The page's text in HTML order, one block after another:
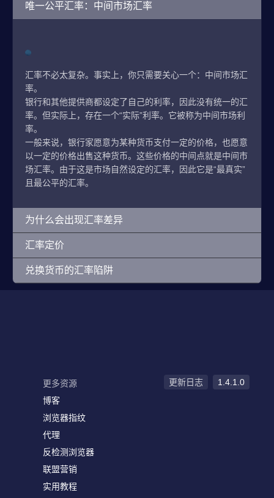
唯一公平汇率：中间市场汇率
汇率不必太复杂。事实上，你只需要关心一个：中间市场汇
率。
银行和其他提供商都设定了自己的利率，因此没有统一的汇
率。但实际上，存在一个“实际”利率。它被称为中间市场利
率。
一般来说，银行家愿意为某种货币支付一定的价格，也愿意
以一定的价格出售这种货币。这些价格的中间点就是中间市
场汇率。由于这是市场自然设定的汇率，因此它是“最真实”
且最公平的汇率。
为什么会出现汇率差异
汇率定价
兑换货币的汇率陷阱
更多资源
博客
浏览器指纹
代理
反检测浏览器
联盟营销
实用教程
更新日志 1.4.1.0